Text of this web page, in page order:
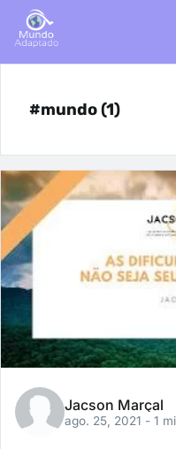
#mundo (1)
Jacson Marçal
ago. 25, 2021 - 1